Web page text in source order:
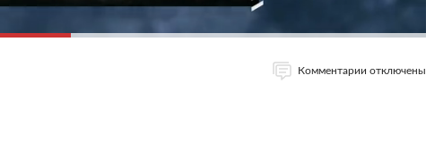
Комментарии отключены